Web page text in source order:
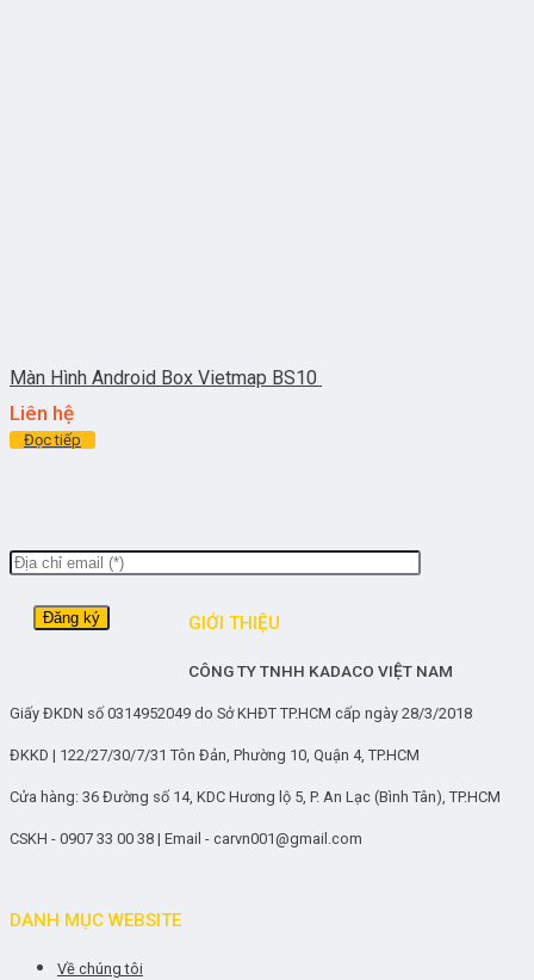
Màn Hình Android Box Vietmap BS10
Liên hệ
Đọc tiếp
GIỚI THIỆU
CÔNG TY TNHH KADACO VIỆT NAM
Giấy ĐKDN số 0314952049 do Sở KHĐT TP.HCM cấp ngày 28/3/2018
ĐKKD | 122/27/30/7/31 Tôn Đản, Phường 10, Quận 4, TP.HCM
Cửa hàng: 36 Đường số 14, KDC Hương lộ 5, P. An Lạc (Bình Tân), TP.HCM
CSKH - 0907 33 00 38 | Email - carvn001@gmail.com
DANH MỤC WEBSITE
Về chúng tôi